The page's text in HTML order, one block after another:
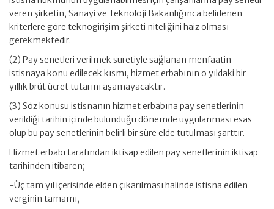
veren şirketin, Sanayi ve Teknoloji Bakanlığınca belirlenen
kriterlere göre teknogirişim şirketi niteliğini haiz olması
gerekmektedir.
(2) Pay senetleri verilmek suretiyle sağlanan menfaatin
istisnaya konu edilecek kısmı, hizmet erbabının o yıldaki bir
yıllık brüt ücret tutarını aşamayacaktır.
(3) Söz konusu istisnanın hizmet erbabına pay senetlerinin
verildiği tarihin içinde bulunduğu dönemde uygulanması esas
olup bu pay senetlerinin belirli bir süre elde tutulması şarttır.
Hizmet erbabı tarafından iktisap edilen pay senetlerinin iktisap
tarihinden itibaren;
-Üç tam yıl içerisinde elden çıkarılması halinde istisna edilen
verginin tamamı,